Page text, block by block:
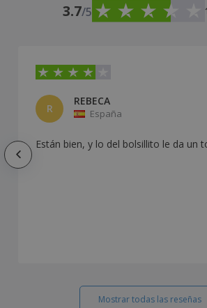
3.7/5
R
REBECA
España
Están bien, y lo del bolsillito le da un
Mostrar todas las reseñas